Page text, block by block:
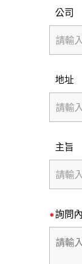
公司
地址
主旨
詢問